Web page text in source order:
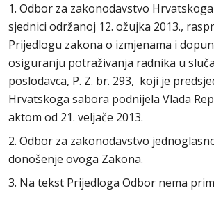
1. Odbor za zakonodavstvo
sjednici održanoj 12. ožujka 2013.,
Prijedlogu zakona o izmjenama i
osiguranju potraživanja radnika u
poslodavca, P. Z. br. 293, koji je
Hrvatskoga sabora podnijela Vlada
aktom od 21. veljače 2013.
2. Odbor za zakonodavstvo
donošenje ovoga Zakona.
3. Na tekst Prijedloga Odbor nema